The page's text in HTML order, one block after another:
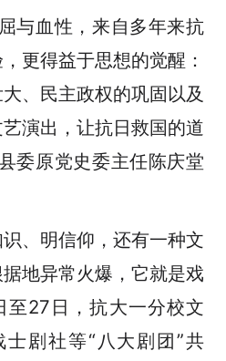
与血性，来自多年来抗
更得益于思想的觉醒：
、民主政权的巩固以及
演出，让抗日救国的道
委原党史委主任陈庆堂
、明信仰，还有一种文
地异常火爆，它就是戏
至27日，抗大一分校文
士剧社等“八大剧团”共